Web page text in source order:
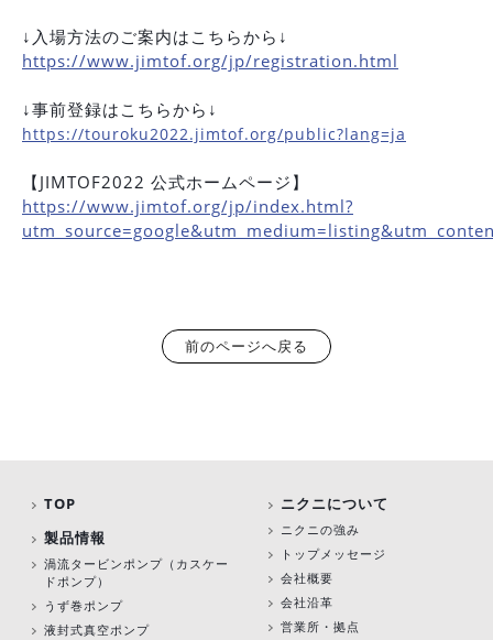
↓入場方法のご案内はこちらから↓
https://www.jimtof.org/jp/registration.html
↓事前登録はこちらから↓
https://touroku2022.jimtof.org/public?lang=ja
【JIMTOF2022 公式ホームページ】
https://www.jimtof.org/jp/index.html?
前のページへ戻る
TOP
製品情報
渦流タービンポンプ （カスケー
ドポンプ）
うず巻ポンプ
液封式真空ポンプ
ニクニについて
ニクニの強み
トップメッセージ
会社概要
会社沿革
営業所・拠点